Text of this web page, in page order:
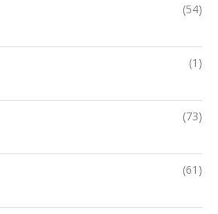
(54)
(1)
(73)
(61)